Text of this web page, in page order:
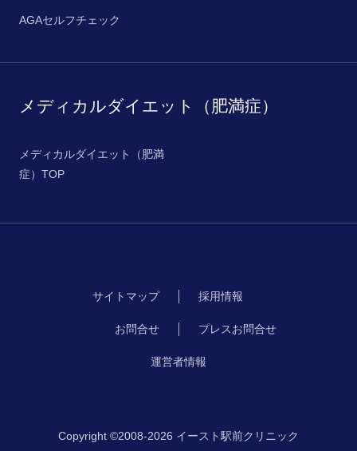
AGAセルフチェック
メディカルダイエット（肥満症）
メディカルダイエット（肥満
症）TOP
サイトマップ 採用情報
お問合せ プレスお問合せ
運営者情報
Copyright ©2008-2026 イースト駅前クリニック